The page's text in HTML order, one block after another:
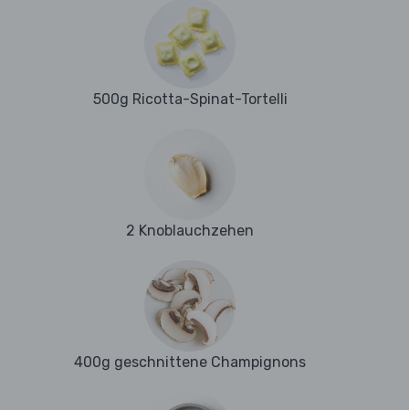
500g Ricotta-Spinat-Tortelli
2 Knoblauchzehen
400g geschnittene Champignons